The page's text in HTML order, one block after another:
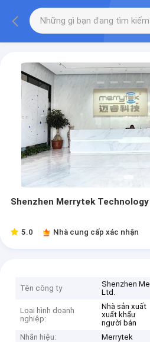
Shenzhen Merrytek
5.0 Nhà cung cấp xác nhận
Tên công ty
Shenzhen
Ltd.
Loại hình doanh
nghiệp:
Nhà sản xuất
xuất khẩu
người bán
Nhãn hiệu:
Merrytek